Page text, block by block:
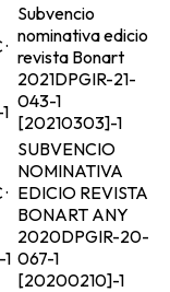
Subvencio
nominativa edicio
revista Bonart
2021DPGIR-21-
043-1
[20210303]-1
SUBVENCIO
NOMINATIVA
EDICIO REVISTA
BONART ANY
2020DPGIR-20-
067-1
[20200210]-1